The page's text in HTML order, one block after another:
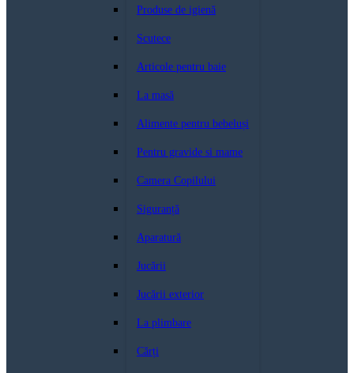
Produse de igienă
Scutece
Articole pentru baie
La masă
Alimente pentru bebeluși
Pentru gravide si mame
Camera Copilului
Siguranță
Aparatură
Jucării
Jucării exterior
La plimbare
Cărți